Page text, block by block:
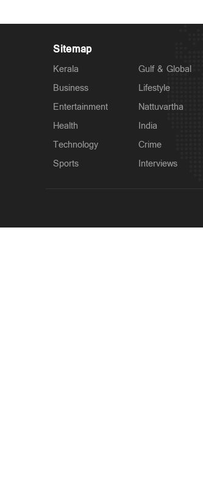
Sitemap
Kerala
Business
Entertainment
Health
Technology
Sports
Gulf & Global
Lifestyle
Nattuvartha
India
Crime
Interviews